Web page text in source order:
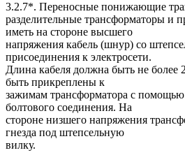
3.2.7*. Переносные понижающие
разделительные трансформаторы и
иметь на стороне высшего
напряжения кабель (шнур) со
присоединения к электросети.
Длина кабеля должна быть не
быть прикреплены к
зажимам трансформатора с
болтового соединения. На
стороне низшего напряжения
гнезда под штепсельную
вилку.